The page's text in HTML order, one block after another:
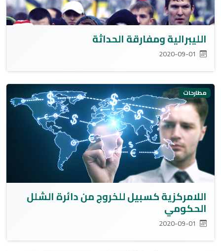
الليبرالية ومفارقة الحداثة
مطارحات
اللامركزية كسبيل للخروج من دائرة الشلل
الحكومي